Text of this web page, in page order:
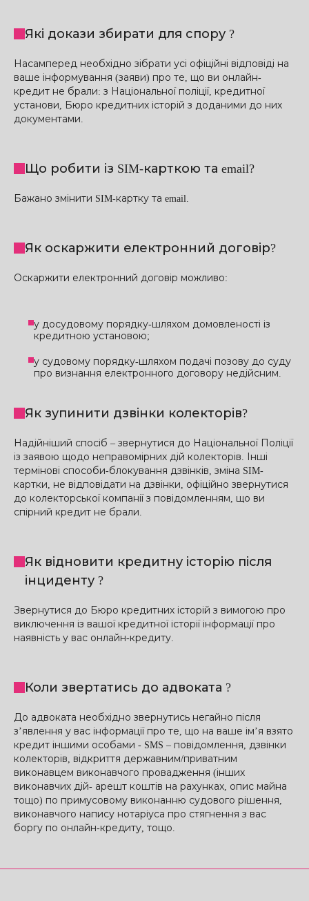
Які докази збирати для спору ?
Насамперед необхідно зібрати усі офіційні відповіді на
ваше інформування (заяви) про те, що ви онлайн-
кредит не брали: з Національної поліції, кредитної
установи, Бюро кредитних історій з доданими до них
документами.
Що робити із SIM-карткою та email?
Бажано змінити SIM-картку та email.
Як оскаржити електронний договір?
Оскаржити електронний договір можливо:
у досудовому порядку-шляхом домовленості із
кредитною установою;
у судовому порядку-шляхом подачі позову до суду
про визнання електронного договору недійсним.
Як зупинити дзвінки колекторів?
Надійніший спосіб – звернутися до Національної Поліції
із заявою щодо неправомірних дій колекторів. Інші
термінові способи-блокування дзвінків, зміна SIM-
картки, не відповідати на дзвінки, офіційно звернутися
до колекторської компанії з повідомленням, що ви
спірний кредит не брали.
Як відновити кредитну історію після
інциденту ?
Звернутися до Бюро кредитних історій з вимогою про
виключення із вашої кредитної історії інформації про
наявність у вас онлайн-кредиту.
Коли звертатись до адвоката ?
До адвоката необхідно звернутись негайно після
з’явлення у вас інформації про те, що на ваше ім’я взято
кредит іншими особами - SMS – повідомлення, дзвінки
колекторів, відкриття державним/приватним
виконавцем виконавчого провадження (інших
виконавчих дій- арешт коштів на рахунках, опис майна
тощо) по примусовому виконанню судового рішення,
виконавчого напису нотаріуса про стягнення з вас
боргу по онлайн-кредиту, тощо.